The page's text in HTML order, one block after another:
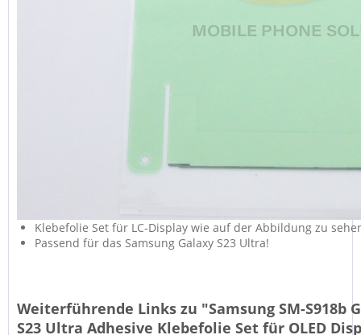
Klebefolie Set für LC-Display wie auf der Abbildung zu
Passend für das Samsung Galaxy S23 Ultra!
Weiterführende Links zu "Samsung SM-S918b
S23 Ultra Adhesive Klebefolie Set für OLED